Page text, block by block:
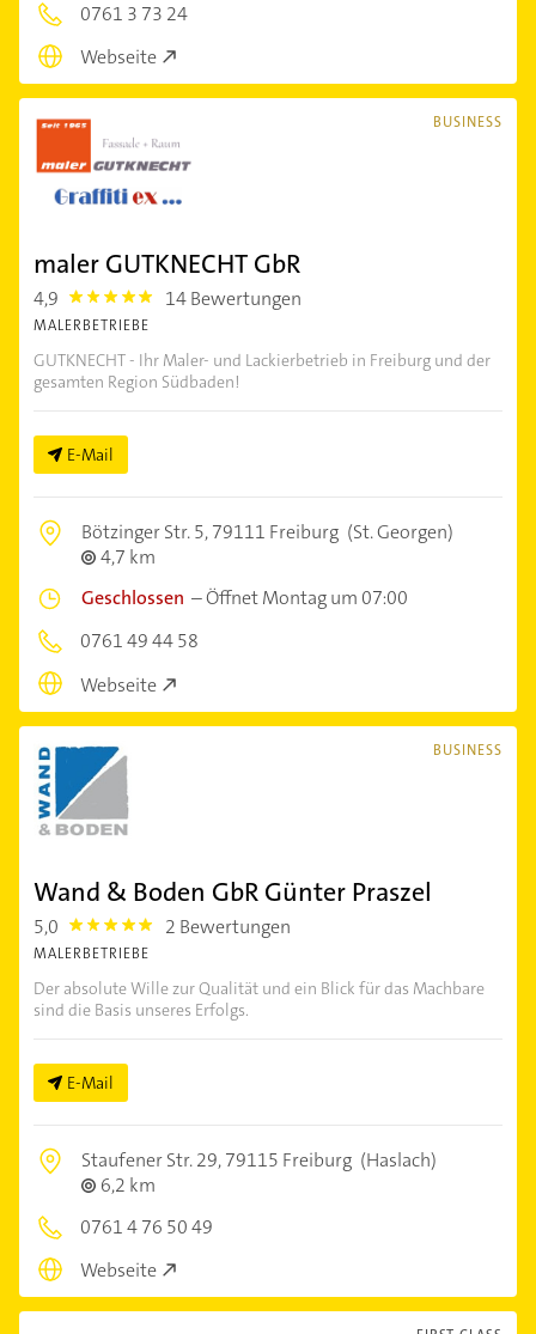
0761 3 73 24
Webseite
BUSINESS
maler GUTKNECHT GbR
4,9 4.9 14 Bewertungen
MALERBETRIEBE
GUTKNECHT - Ihr Maler- und Lackierbetrieb in Freiburg und der
gesamten Region Südbaden!
E-Mail
Bötzinger Str. 5,79111 Freiburg (St. Georgen)
4,7 km
Geschlossen –Öffnet Montag um 07:00
0761 49 44 58
Webseite
BUSINESS
Wand & Boden GbR Günter Praszel
5,0 5.0 2 Bewertungen
MALERBETRIEBE
Der absolute Wille zur Qualität und ein Blick für das Machbare
sind die Basis unseres Erfolgs.
E-Mail
Staufener Str. 29,79115 Freiburg (Haslach)
6,2 km
0761 4 76 50 49
Webseite